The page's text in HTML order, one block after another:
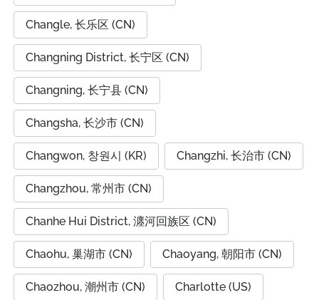
Changle, 长乐区 (CN)
Changning District, 长宁区 (CN)
Changning, 长宁县 (CN)
Changsha, 长沙市 (CN)
Changwon, 창원시 (KR) Changzhi, 长治市 (CN)
Changzhou, 常州市 (CN)
Chanhe Hui District, 瀍河回族区 (CN)
Chaohu, 巢湖市 (CN) Chaoyang, 朝阳市 (CN)
Chaozhou, 潮州市 (CN) Charlotte (US)